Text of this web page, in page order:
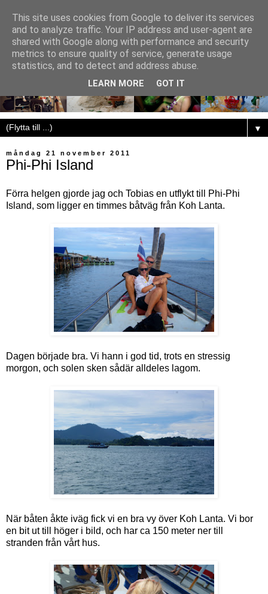
▼
måndag 21 november 2011
Phi-Phi Island
Förra helgen gjorde jag och Tobias en utflykt till Phi-Phi
Island, som ligger en timmes båtväg från Koh Lanta.
Dagen började bra. Vi hann i god tid, trots en stressig
morgon, och solen sken sådär alldeles lagom.
När båten åkte iväg fick vi en bra vy över Koh Lanta. Vi bor
en bit ut till höger i bild, och har ca 150 meter ner till
stranden från vårt hus.
This site uses cookies from Google to deliver its services
and to analyze traffic. Your IP address and user-agent are
shared with Google along with performance and security
metrics to ensure quality of service, generate usage
statistics, and to detect and address abuse.
LEARN MORE GOT IT